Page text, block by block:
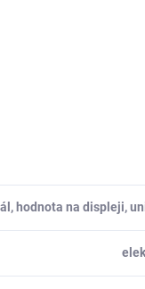
hodnota na displeji,